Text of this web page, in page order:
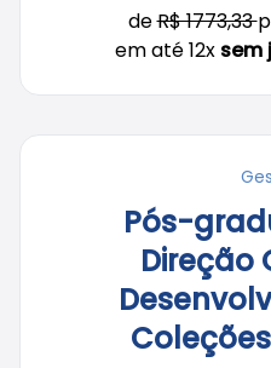
deR$ 1773,33
em até 12x sem
Pós-
Direção